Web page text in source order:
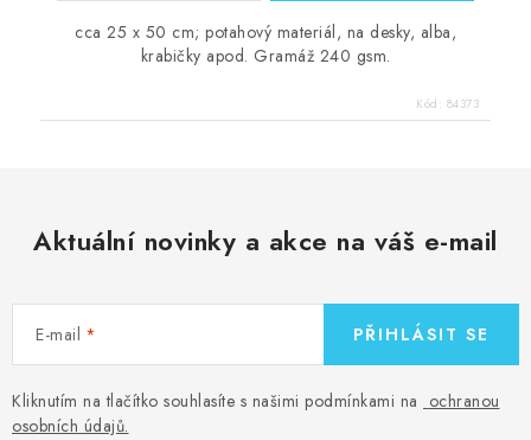
cca 25 x 50 cm; potahový materiál, na desky, alba,
krabičky apod. Gramáž 240 gsm.
Kód: 84373
Aktuální novinky a akce na váš e-mail
E-mail
Kliknutím na tlačítko souhlasíte s našimi podmínkami na ochranou
osobních údajů.
PŘIHLÁSIT SE